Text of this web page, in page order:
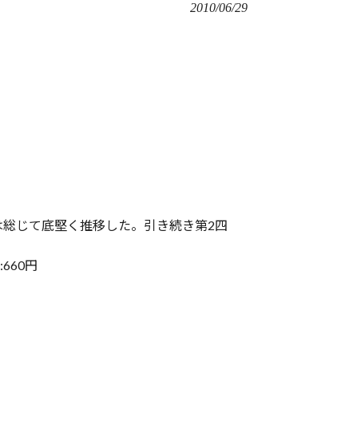
2010/06/29
じて底堅く推移した。引き続き第2四
円